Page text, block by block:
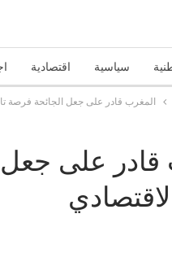
سياسية اقتصادية
جهوية حوادث
المغرب قادر على جعل الجائحة فرصة
قادر على جعل
الاقتصادي